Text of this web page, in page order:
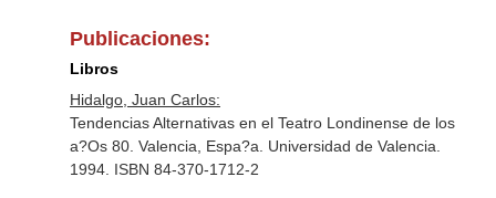
Publicaciones:
Libros
Hidalgo, Juan Carlos:
Tendencias Alternativas en el Teatro Londinense de los
a?Os 80. Valencia, Espa?a. Universidad de Valencia.
1994. ISBN 84-370-1712-2